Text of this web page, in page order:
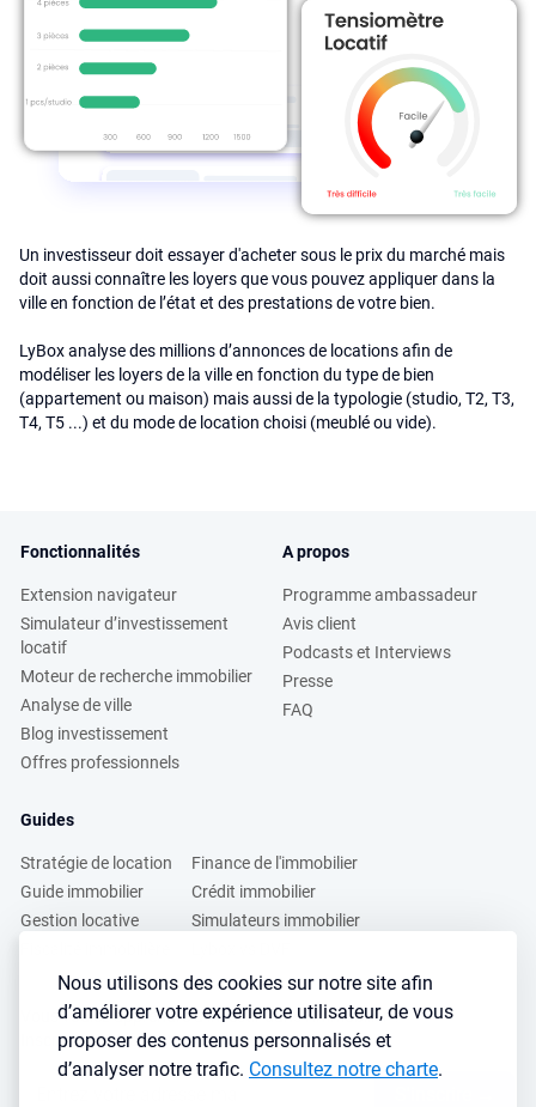
Nous utilisons des cookies sur notre site afin
d’améliorer votre expérience utilisateur, de vous
proposer des contenus personnalisés et
d’analyser notre trafic. Consultez notre charte.
Un investisseur doit essayer d'acheter sous le prix du marché mais
doit aussi connaître les loyers que vous pouvez appliquer dans la
ville en fonction de l’état et des prestations de votre bien.
LyBox analyse des millions d’annonces de locations afin de
modéliser les loyers de la ville en fonction du type de bien
(appartement ou maison) mais aussi de la typologie (studio, T2, T3,
T4, T5 ...) et du mode de location choisi (meublé ou vide).
Fonctionnalités
Extension navigateur
Simulateur d’investissement
locatif
Moteur de recherche immobilier
Analyse de ville
Blog investissement
Offres professionnels
A propos
Programme ambassadeur
Avis client
Podcasts et Interviews
Presse
FAQ
Guides
Stratégie de location
Guide immobilier
Gestion locative
Finance de l'immobilier
Crédit immobilier
Simulateurs immobilier
Vous voulez apprendre à investir dans l’immobilier ?
Inscrivez vous à notre newsletter gratuite :